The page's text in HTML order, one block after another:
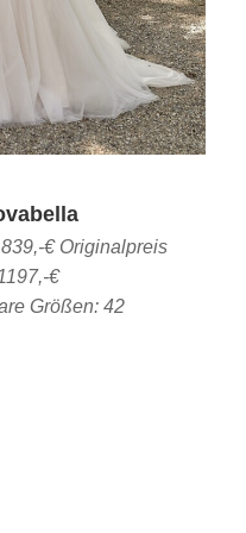
€ Originalpreis
€
Größen: 42